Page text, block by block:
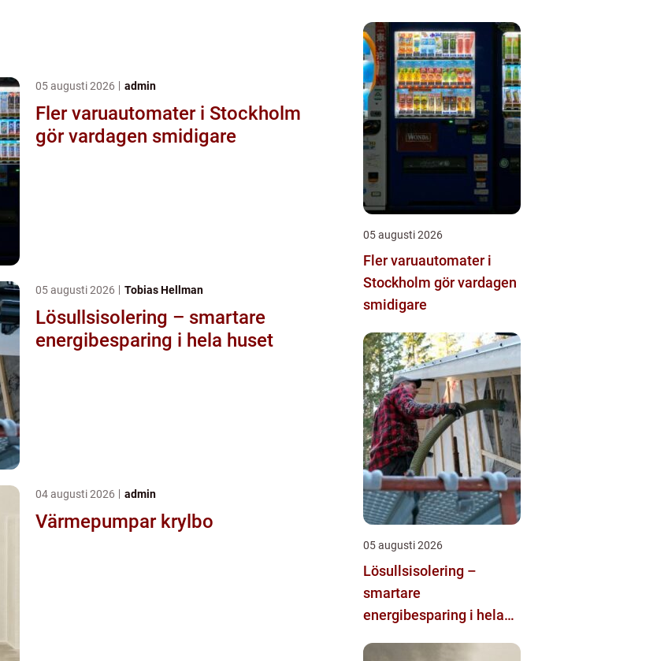
05 augusti 2026 admin
Fler varuautomater i Stockholm
gör vardagen smidigare
05 augusti 2026 Tobias Hellman
Lösullsisolering – smartare
energibesparing i hela huset
04 augusti 2026 admin
Värmepumpar krylbo
05 augusti 2026
Fler varuautomater i
Stockholm gör vardagen
smidigare
05 augusti 2026
Lösullsisolering –
smartare
energibesparing i hela